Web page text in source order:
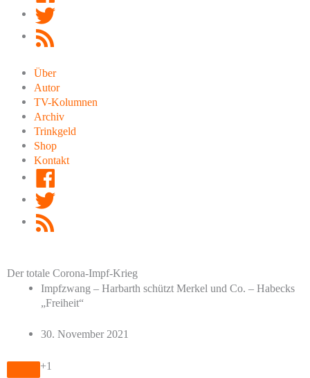
Über
Autor
TV-Kolumnen
Archiv
Trinkgeld
Shop
Kontakt
Der totale Corona-Impf-Krieg
Impfzwang – Harbarth schützt Merkel und Co. – Habecks
„Freiheit“
30. November 2021
+1